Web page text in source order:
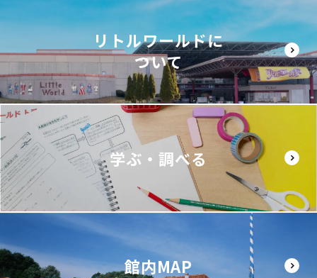
リトルワールドに
ついて
学ぶ・調べる
館内MAP